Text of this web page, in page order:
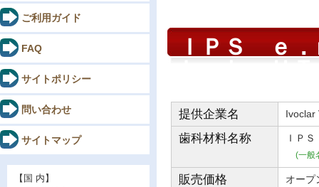
ＩＰＳ ｅ
提供企業名 Ivoclar
歯科材料名称 ＩＰ
(一般
販売価格 オープ
ご利用ガイド
FAQ
サイトポリシー
問い合わせ
サイトマップ
【国 内】